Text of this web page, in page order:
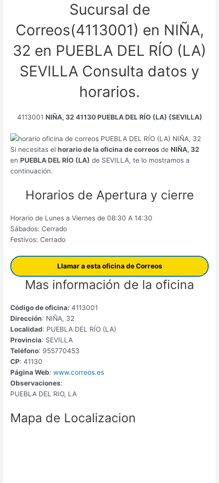
Sucursal de
Correos(4113001) en NIÑA,
32 en PUEBLA DEL RÍO (LA)
SEVILLA Consulta datos y
horarios.
4113001 NIÑA, 32 41130 PUEBLA DEL RÍO (LA) (SEVILLA)
Si necesitas elhorario de la oficina de correosdeNIÑA, 32
enPUEBLA DEL RÍO (LA) de SEVILLA, te lo mostramos a
continuación.
Horarios de Apertura y cierre
Horario de Lunes a Viernes de 08:30 A 14:30
Sábados: Cerrado
Festivos: Cerrado
Llamar a esta oficina de Correos
Mas información de la oficina
Código de oficina: 4113001
Dirección: NIÑA, 32
Localidad: PUEBLA DEL RÍO (LA)
Provincia: SEVILLA
Teléfono: 955770453
CP: 41130
Página Web: www.correos.es
Observaciones:
PUEBLA DEL RIO, LA
Mapa de Localizacion